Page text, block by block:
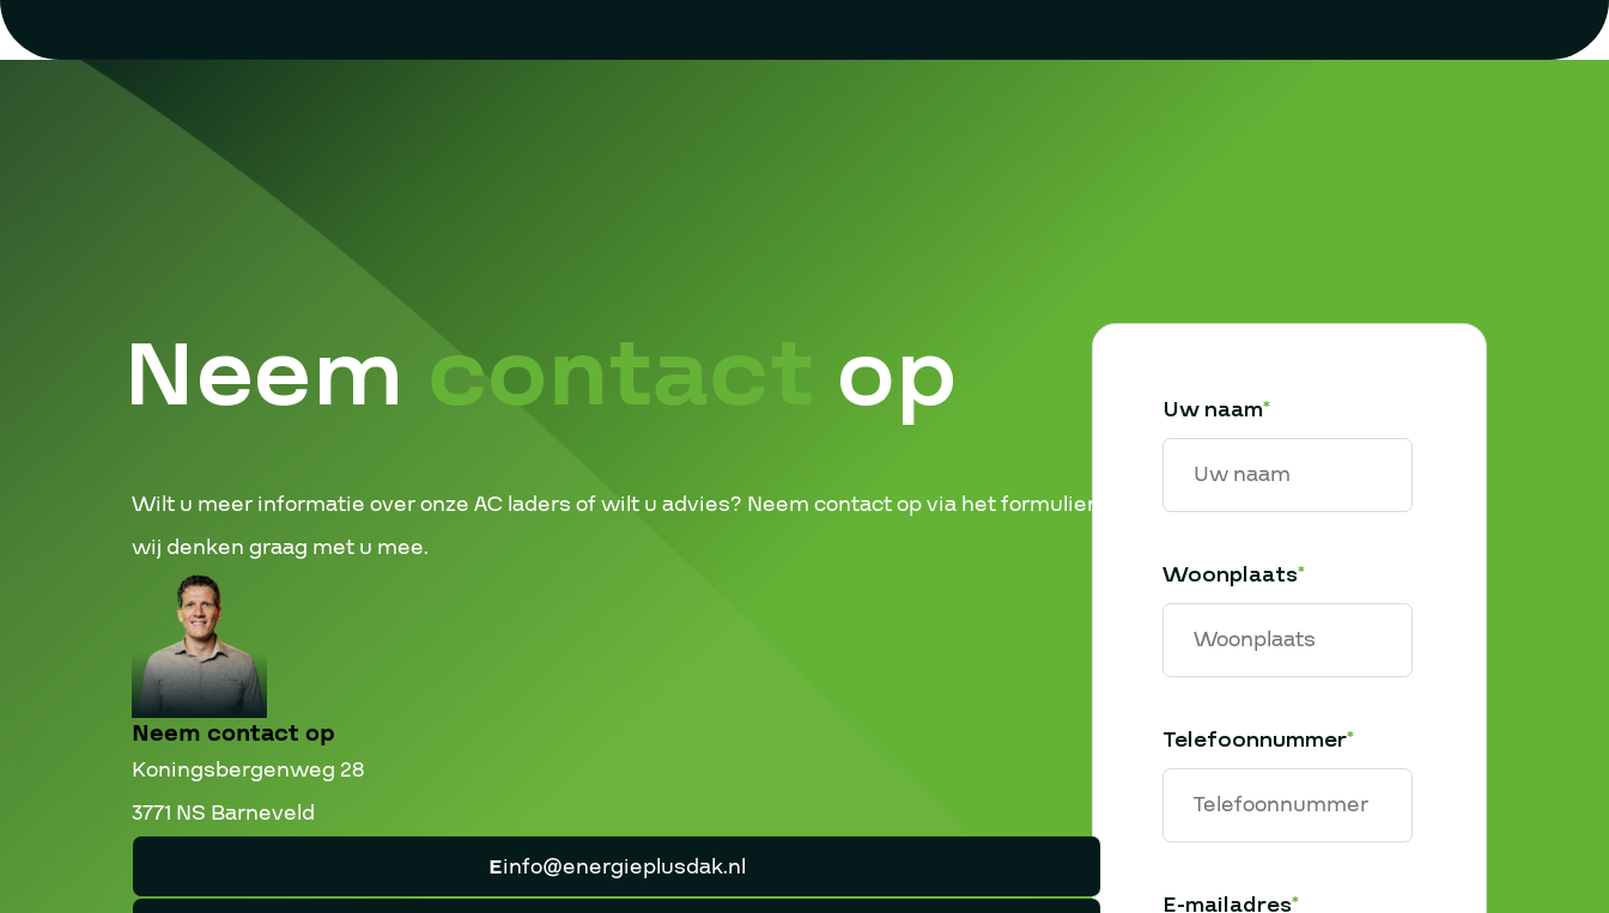
Neem contact op
Wilt u meer informatie over onze AC laders of wilt u advies? Neem contact op via het formulier,
wij denken graag met u mee.
Neem contact op
Koningsbergenweg 28
3771 NS Barneveld
Einfo@energieplusdak.nl
Uw naam*
Woonplaats*
Telefoonnummer*
E-mailadres*